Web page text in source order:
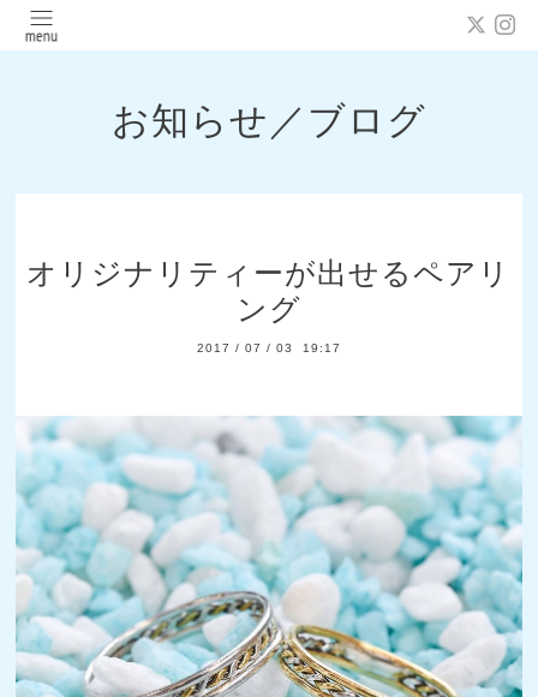
お知らせ／ブログ
オリジナリティーが出せるペアリ
ング
2017 / 07 / 03 19:17